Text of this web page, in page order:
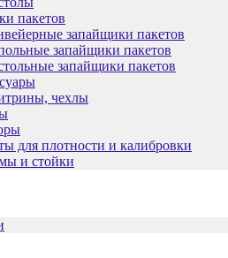
пакетов
запайщики пакетов
запайщики пакетов
запайщики пакетов
чехлы
для плотности и калибровки
и стойки